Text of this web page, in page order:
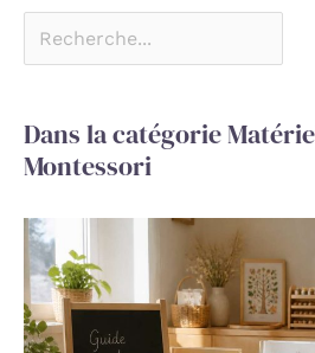
Dans la catégorie
Montessori